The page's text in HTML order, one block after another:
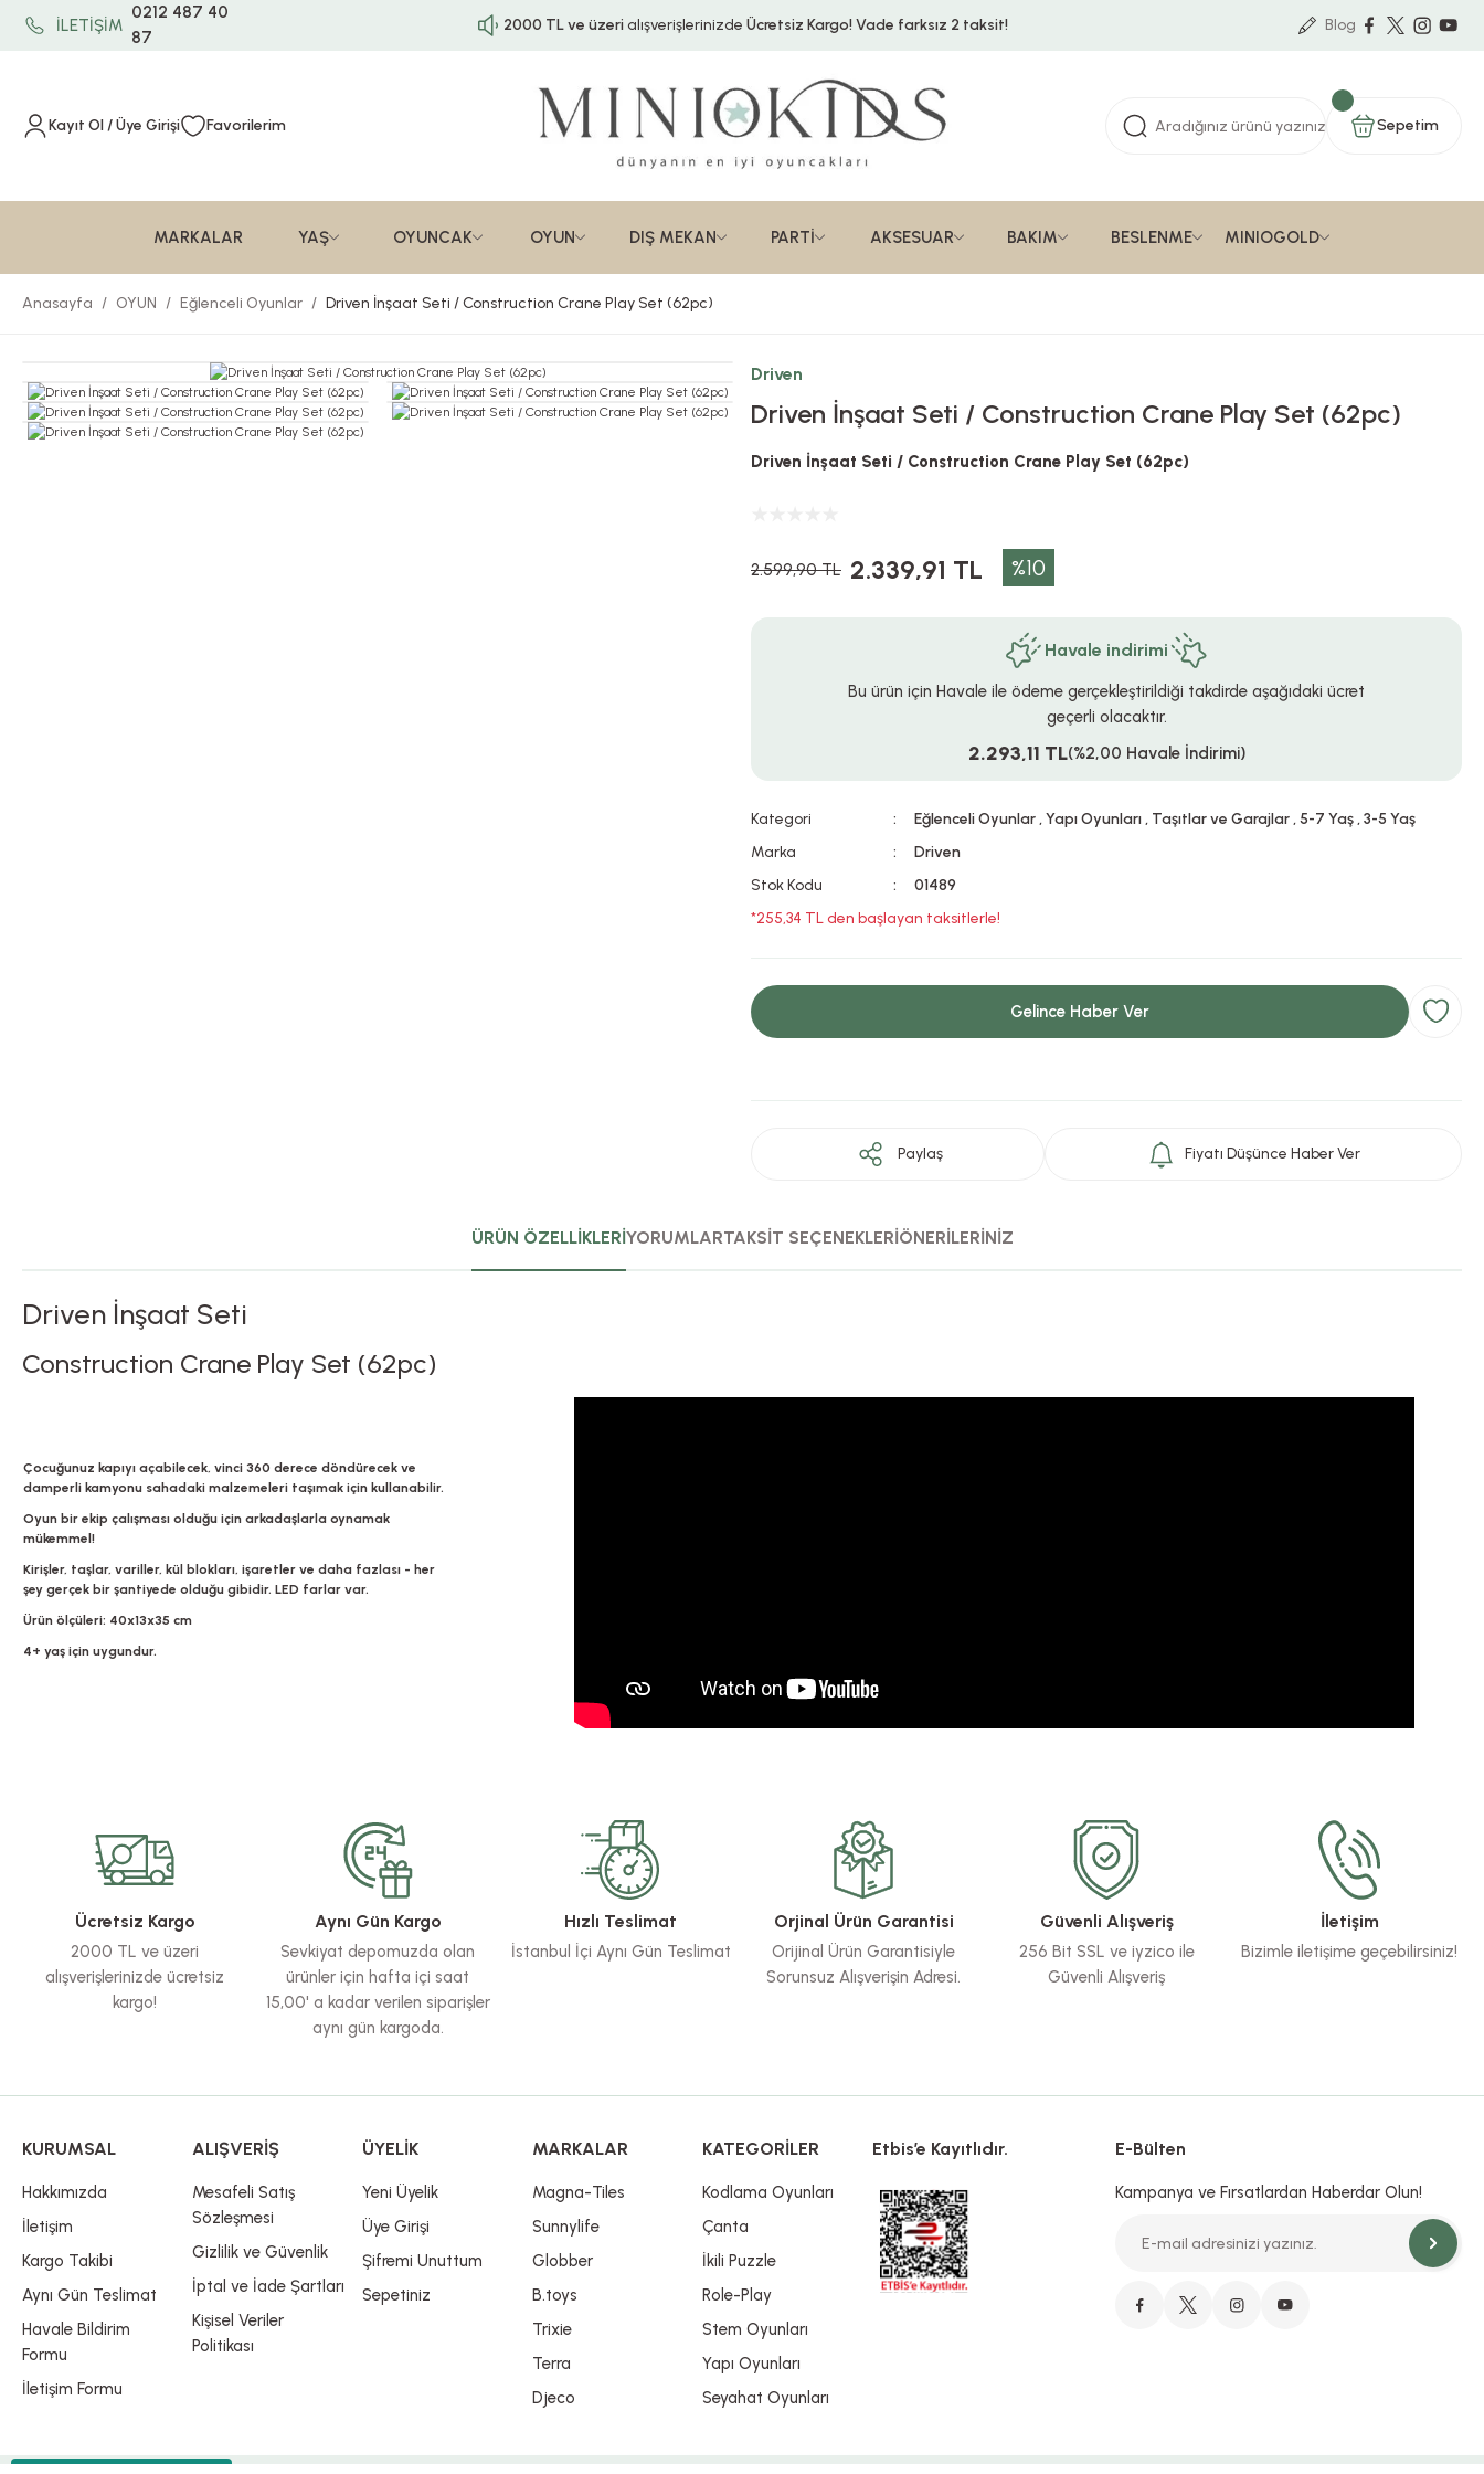
İLETİŞİM
0212 487 40
87
2000 TL ve üzerialışverişlerinizde Ücretsiz Kargo!Vade farksız 2 taksit! Blog
Kayıt Ol / Üye Girişi Favorilerim Sepetim
MARKALAR YAŞ OYUNCAK OYUN DIŞ MEKAN PARTİ AKSESUAR BAKIM BESLENME MINIOGOLD
Anasayfa OYUN Eğlenceli Oyunlar Driven İnşaat Seti / Construction Crane Play Set (62pc)
Driven
Driven İnşaat Seti / Construction Crane Play Set (62pc)
Driven İnşaat Seti / Construction Crane Play Set (62pc)
2.599,90 TL 2.339,91 TL %10
Havale indirimi
Bu ürün için Havale ile ödeme gerçekleştirildiği takdirde aşağıdaki ücret
geçerli olacaktır.
2.293,11 TL(%2,00 Havale İndirimi)
Kategori Eğlenceli Oyunlar,Yapı Oyunları, Taşıtlar ve Garajlar,5-7 Yaş,3-5 Yaş
Marka
Driven
Stok Kodu
01489
*255,34 TL den başlayan taksitlerle!
Gelince Haber Ver
Paylaş Fiyatı Düşünce Haber Ver
ÜRÜN ÖZELLİKLERİYORUMLARTAKSİT SEÇENEKLERİÖNERİLERİNİZ
Driven İnşaat Seti
Construction Crane Play Set (62pc)
Çocuğunuz kapıyı açabilecek, vinci 360 derece döndürecek ve
damperli kamyonu sahadaki malzemeleri taşımak için kullanabilir.
Oyun bir ekip çalışması olduğu için arkadaşlarla oynamak
mükemmel!
Kirişler, taşlar, variller, kül blokları, işaretler ve daha fazlası - her
şey gerçek bir şantiyede olduğu gibidir. LED farlar var.
Ürün ölçüleri: 40x13x35 cm
4+ yaş için uygundur.
Ürün resmi kalitesiz, bozuk veya görüntülenemiyor.
Ürün açıklamasında eksik bilgiler bulunuyor.
Ürün bilgilerinde hatalar bulunuyor.
Ürün fiyatı diğer sitelerden daha pahalı.
Bu ürüne benzer farklı alternatifler olmalı.
Ücretsiz Kargo
2000 TL ve üzeri
alışverişlerinizde ücretsiz
kargo!
Aynı Gün Kargo
Sevkiyat depomuzda olan
ürünler için hafta içi saat
15,00' a kadar verilen siparişler
aynı gün kargoda.
Hızlı Teslimat
İstanbul İçi Aynı Gün Teslimat
Orjinal Ürün Garantisi
Orijinal Ürün Garantisiyle
Sorunsuz Alışverişin Adresi.
Güvenli Alışveriş
256 Bit SSL ve iyzico ile
Güvenli Alışveriş
İletişim
Bizimle iletişime geçebilirsiniz!
KURUMSAL
Hakkımızda
İletişim
Kargo Takibi
Aynı Gün Teslimat
Havale Bildirim
Formu
İletişim Formu
ALIŞVERİŞ
Mesafeli Satış
Sözleşmesi
Gizlilik ve Güvenlik
İptal ve İade Şartları
Kişisel Veriler
Politikası
ÜYELİK
Yeni Üyelik
Üye Girişi
Şifremi Unuttum
Sepetiniz
MARKALAR
Magna-Tiles
Sunnylife
Globber
B.toys
Trixie
Terra
Djeco
KATEGORİLER
Kodlama Oyunları
Çanta
İkili Puzzle
Role-Play
Stem Oyunları
Yapı Oyunları
Seyahat Oyunları
Etbis’e Kayıtlıdır. E-Bülten
Kampanya ve Fırsatlardan Haberdar Olun!